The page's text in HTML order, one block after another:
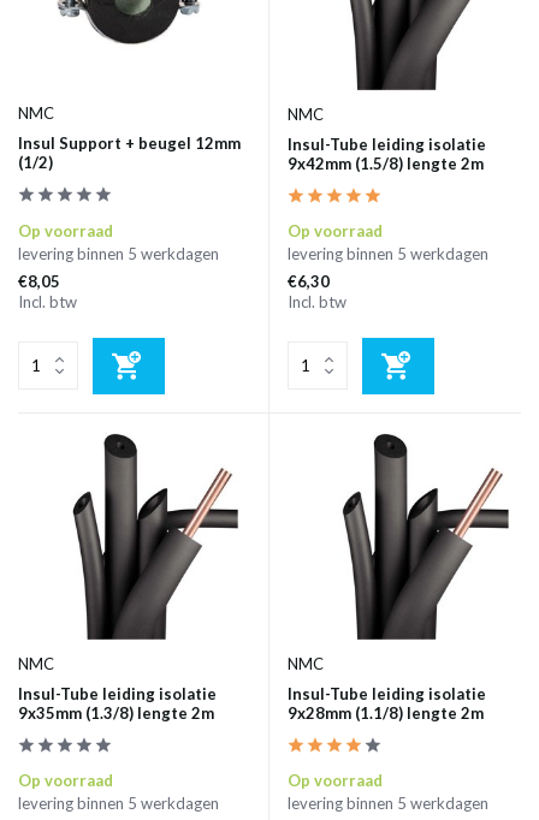
NMC
Insul Support + beugel 12mm
(1/2)
Op voorraad
levering binnen 5 werkdagen
€8,05
Incl. btw
NMC
Insul-Tube leiding isolatie
9x42mm (1.5/8) lengte 2m
Op voorraad
levering binnen 5 werkdagen
€6,30
Incl. btw
NMC
Insul-Tube leiding isolatie
9x35mm (1.3/8) lengte 2m
Op voorraad
levering binnen 5 werkdagen
NMC
Insul-Tube leiding isolatie
9x28mm (1.1/8) lengte 2m
Op voorraad
levering binnen 5 werkdagen